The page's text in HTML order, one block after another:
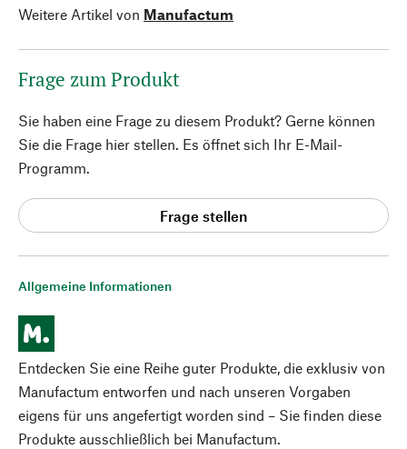
Allgemeine Informationen
Entdecken Sie eine Reihe guter Produkte, die exklusiv von
Manufactum entworfen und nach unseren Vorgaben
eigens für uns angefertigt worden sind – Sie finden diese
Produkte ausschließlich bei Manufactum.
Weitere Artikel von Manufactum
Frage zum Produkt
Sie haben eine Frage zu diesem Produkt? Gerne können
Sie die Frage hier stellen. Es öffnet sich Ihr E-Mail-
Programm.
Frage stellen